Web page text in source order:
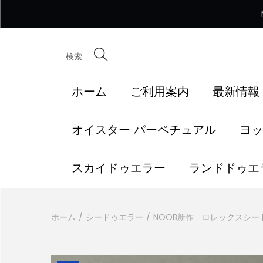
検索
ホーム ご利用案内 最新情報
オイスター パーペチュアル ヨ
スカイドゥエラー ランドドゥエ
ホーム / シードゥエラー / NOOB新作 ロレックスシ